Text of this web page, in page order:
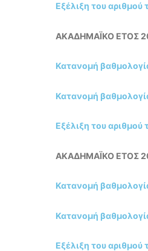
Εξέλιξη του
ΑΚΑΔΗΜΑΪΚΟ ΕΤΟΣ
Κατανομή
Κατανομή
Εξέλιξη του
ΑΚΑΔΗΜΑΪΚΟ ΕΤΟΣ
Κατανομή
Κατανομή
Εξέλιξη του